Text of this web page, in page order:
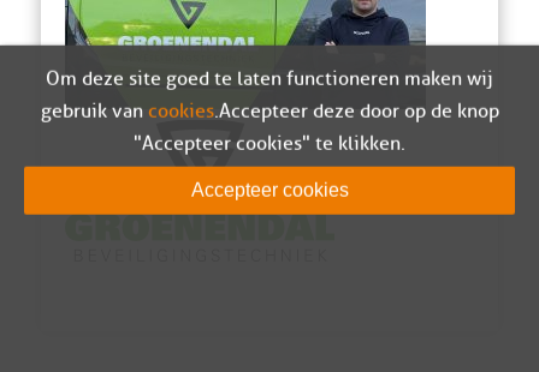
Om deze site goed te laten functioneren maken wij
gebruik van cookies. Accepteer deze door op de knop
"Accepteer cookies" te klikken.
Accepteer cookies